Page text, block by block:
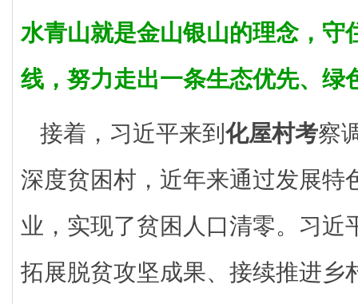
水青山就是金山银山的理念，守
线，努力走出一条生态优先、绿
接着，习近平来到 化屋村考察
深度贫困村，近年来通过发展特
业，实现了贫困人口清零。习近
拓展脱贫攻坚成果、接续推进乡